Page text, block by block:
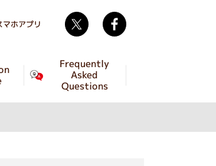
Frequently
Asked
Questions
マホアプリ Twitter